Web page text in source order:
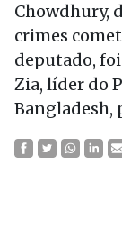
Chowdhury,
crimes
deputado,
Zia, líder do
Bangladesh,